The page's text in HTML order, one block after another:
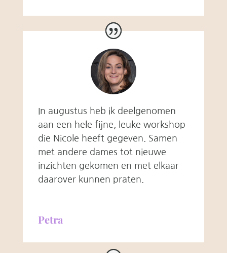
In augustus heb ik deelgenomen
aan een hele fijne, leuke workshop
die Nicole heeft gegeven. Samen
met andere dames tot nieuwe
inzichten gekomen en met elkaar
daarover kunnen praten.
Petra